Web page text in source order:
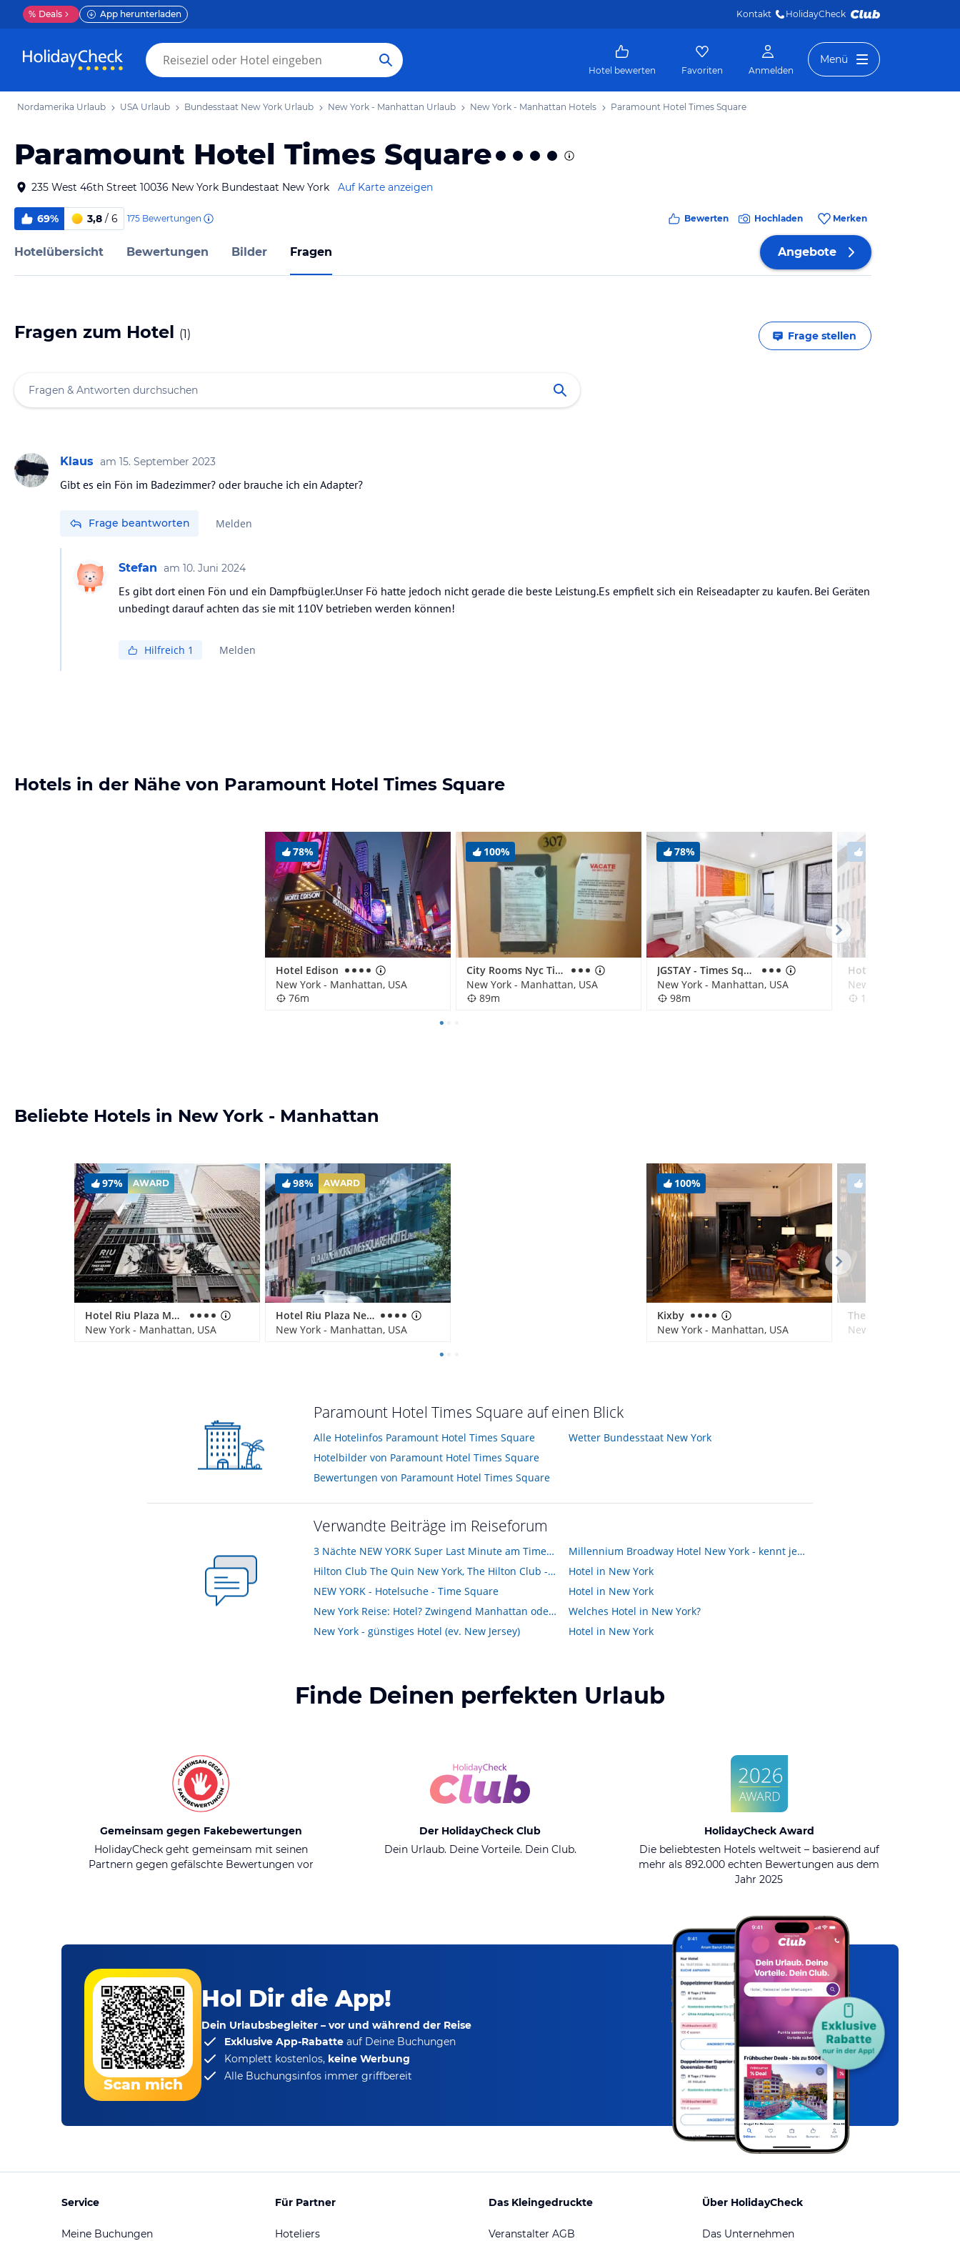
% Deals App herunterladen Kontakt HolidayCheck
Hotel bewerten Favoriten Anmelden
Menü
Nordamerika Urlaub USA Urlaub Bundesstaat New York Urlaub New York - Manhattan Urlaub New York - Manhattan Hotels Paramount Hotel Times Square
Paramount Hotel Times Square
235 West 46th Street 10036 New York Bundestaat New York Auf Karte anzeigen
69% 3,8 / 6 175 Bewertungen Bewerten Hochladen Merken
Hotelübersicht Bewertungen Bilder Fragen Angebote
Fragen zum Hotel (1) Frage stellen
Klaus am 15. September 2023
Gibt es ein Fön im Badezimmer? oder brauche ich ein Adapter?
Frage beantworten Melden
Stefan am 10. Juni 2024
Es gibt dort einen Fön und ein Dampfbügler.Unser Fö hatte jedoch nicht gerade die beste Leistung.Es empfielt sich ein Reiseadapter zu kaufen. Bei Geräten
unbedingt darauf achten das sie mit 110V betrieben werden können!
Hilfreich 1 Melden
Hotels in der Nähe von Paramount Hotel Times Square
78%
Hotel Edison
New York - Manhattan, USA
76m
100%
City Rooms Nyc Times Square
New York - Manhattan, USA
89m
78%
JGSTAY - Times Square
New York - Manhattan, USA
98m
98%
New York - Manhattan,
135m
Beliebte Hotels in New York - Manhattan
97% AWARD
Hotel Riu Plaza Manhattan Times Square
New York - Manhattan, USA
98% AWARD
Hotel Riu Plaza New York Times Square
New York - Manhattan, USA
100%
Kixby
New York - Manhattan, USA
97%
New York - Manhattan,
Paramount Hotel Times Square auf einen Blick
Alle Hotelinfos Paramount Hotel Times Square
Hotelbilder von Paramount Hotel Times Square
Bewertungen von Paramount Hotel Times Square
Wetter Bundesstaat New York
Verwandte Beiträge im Reiseforum
3 Nächte NEW YORK Super Last Minute am Times Square 5 STAR LUXURY W-HOTEL
Hilton Club The Quin New York, The Hilton Club - New York oder Park Central Hotel New York
NEW YORK - Hotelsuche - Time Square
New York Reise: Hotel? Zwingend Manhattan oder tut&#x27;s auch Brooklyn oder Queens?
New York - günstiges Hotel (ev. New Jersey)
Millennium Broadway Hotel New York - kennt jemand dieses Hotel
Hotel in New York
Hotel in New York
Welches Hotel in New York?
Hotel in New York
Finde Deinen perfekten Urlaub
Gemeinsam gegen Fakebewertungen
HolidayCheck geht gemeinsam mit seinen
Partnern gegen gefälschte Bewertungen vor
Der HolidayCheck Club
Dein Urlaub. Deine Vorteile. Dein Club.
HolidayCheck Award
Die beliebtesten Hotels weltweit – basierend auf
mehr als 892.000 echten Bewertungen aus dem
Jahr 2025
Scan mich
Hol Dir die App!
Dein Urlaubsbegleiter – vor und während der Reise
Exklusive App-Rabatte auf Deine Buchungen
Komplett kostenlos, keine Werbung
Alle Buchungsinfos immer griffbereit
Service
Meine Buchungen
Für Partner
Hoteliers
Das Kleingedruckte
Veranstalter AGB
Über HolidayCheck
Das Unternehmen